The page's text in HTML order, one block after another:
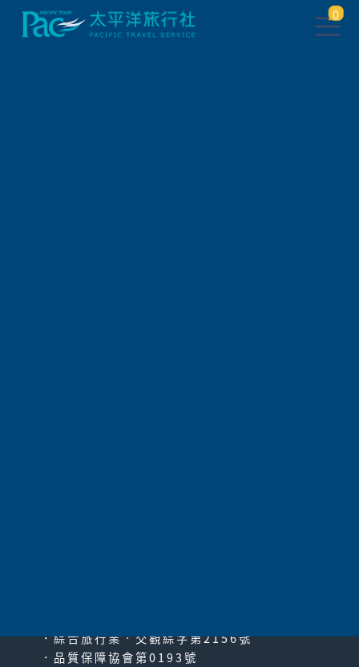
0
．綜合旅行業‧交觀綜字第2156號
．品質保障協會第0193號